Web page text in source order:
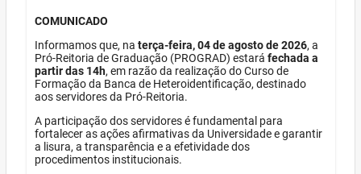
COMUNICADO
Informamos que, na terça-feira, 04 de agosto de 2026, a
Pró-Reitoria de Graduação (PROGRAD) estará fechada a
partir das 14h, em razão da realização do Curso de
Formação da Banca de Heteroidentificação, destinado
aos servidores da Pró-Reitoria.
A participação dos servidores é fundamental para
fortalecer as ações afirmativas da Universidade e garantir
a lisura, a transparência e a efetividade dos
procedimentos institucionais.